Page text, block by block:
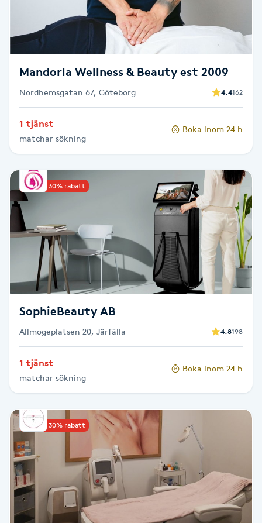
Makeup
Manikyr & Pedikyr
Massage
Medial vägledning
Medicinsk massage
Meditation
Medium
Megavolymfransar
Melasma
Mesoterapi
MicroPen
N
Nagelförlängning
Nagelförlängning akryl
Mandorla Wellness & Beauty est 2009
Nordhemsgatan 67, Göteborg 4.4162
1 tjänst
matchar sökning
Boka inom 24 h
Upp till 30% rabatt
SophieBeauty AB
Allmogeplatsen 20, Järfälla 4.8198
1 tjänst
matchar sökning
Boka inom 24 h
Upp till 30% rabatt